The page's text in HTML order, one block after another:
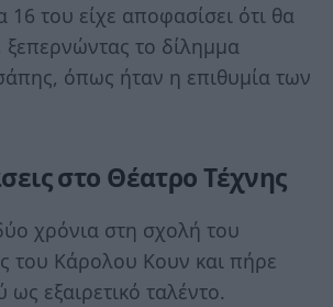
16 του είχε αποφασίσει ότι θα
ξεπερνώντας το δίλημμα
όπως ήταν η επιθυμία των
στο Θέατρο Τέχνης
χρόνια στη σχολή του
του Κάρολου Κουν και πήρε
εξαιρετικό ταλέντο.